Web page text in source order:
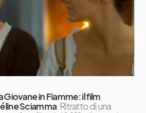
Giovane in Fiamme: il film
Sciamma Ritratto di una